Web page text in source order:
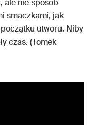
ale nie sposób
smaczkami, jak
utworu. Niby
czas. (Tomek